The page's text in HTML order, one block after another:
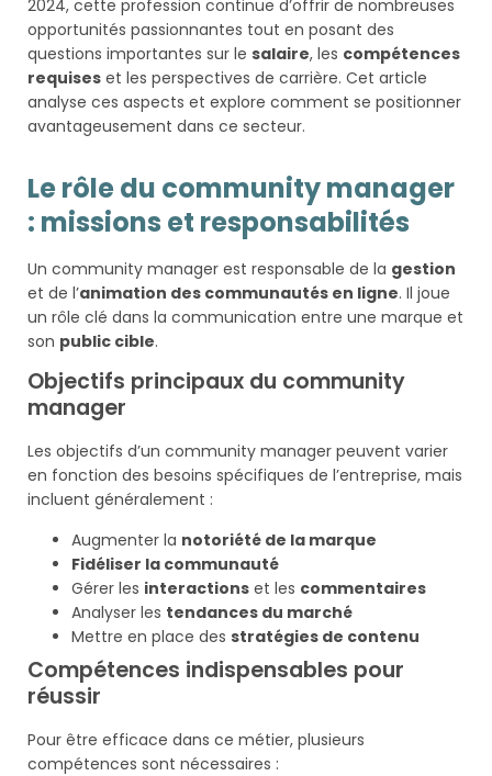
2024, cette profession continue d’offrir de nombreuses
opportunités passionnantes tout en posant des
questions importantes sur le salaire, les compétences
requises et les perspectives de carrière. Cet article
analyse ces aspects et explore comment se positionner
avantageusement dans ce secteur.
Le rôle du community manager
: missions et responsabilités
Un community manager est responsable de la gestion
et de l’animation des communautés en ligne. Il joue
un rôle clé dans la communication entre une marque et
son public cible.
Objectifs principaux du community
manager
Les objectifs d’un community manager peuvent varier
en fonction des besoins spécifiques de l’entreprise, mais
incluent généralement :
Augmenter la notoriété de la marque
Fidéliser la communauté
Gérer les interactions et les commentaires
Analyser les tendances du marché
Mettre en place des stratégies de contenu
Compétences indispensables pour
réussir
Pour être efficace dans ce métier, plusieurs
compétences sont nécessaires :